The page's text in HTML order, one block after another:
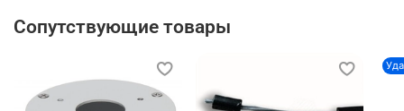
Сопутствующие товары